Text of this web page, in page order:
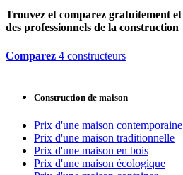
Trouvez et comparez gratuitement et
des professionnels de la construction
Comparez 4 constructeurs
Construction de maison
Prix d'une maison contemporaine
Prix d'une maison traditionnelle
Prix d'une maison en bois
Prix d'une maison écologique